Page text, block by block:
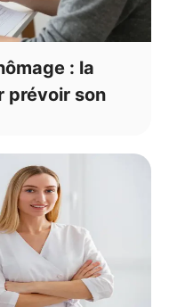
: la
prévoir son